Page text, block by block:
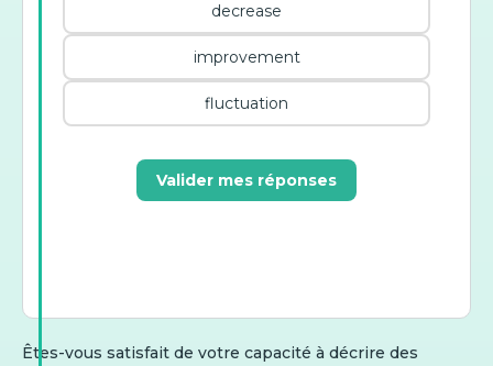
decrease
improvement
fluctuation
Valider mes réponses
Êtes-vous satisfait de votre capacité à décrire des